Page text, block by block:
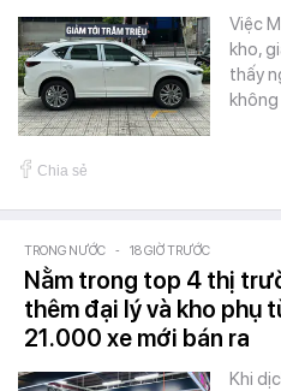
Việc
kho,
thấy
không
Chia sẻ
TRONG NƯỚC - 18 GIỜ TRƯỚC
Nằm trong top 4 thị
thêm đại lý và kho phụ
21.000 xe mới bán ra
Khi